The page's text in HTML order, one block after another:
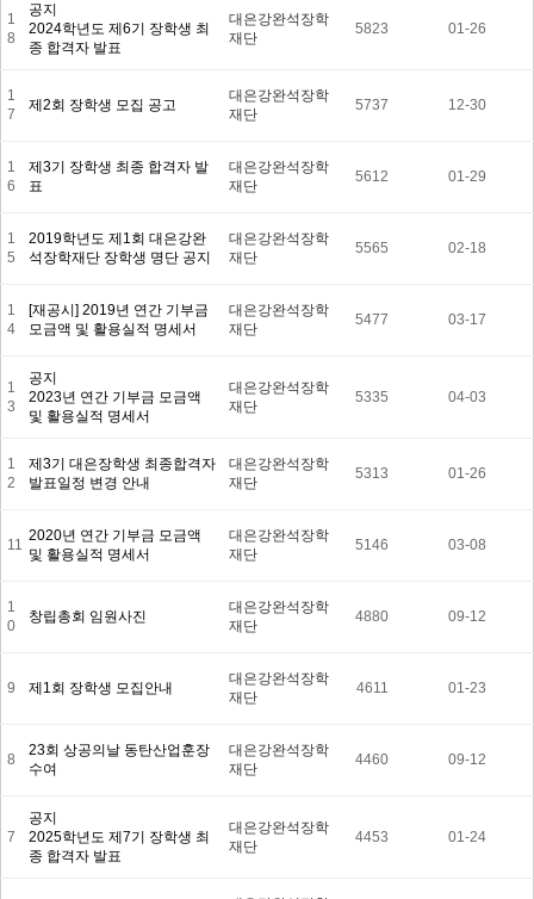
1
8
공지
2024학년도 제6기 장학생 최
종 합격자 발표
대은강완석장학
재단
5823 01-26
1
7
제2회 장학생 모집 공고
대은강완석장학
재단
5737 12-30
1
6
제3기 장학생 최종 합격자 발
표
대은강완석장학
재단
5612 01-29
1
5
2019학년도 제1회 대은강완
석장학재단 장학생 명단 공지
대은강완석장학
재단
5565 02-18
1
4
[재공시] 2019년 연간 기부금
모금액 및 활용실적 명세서
대은강완석장학
재단
5477 03-17
1
3
공지
2023년 연간 기부금 모금액
및 활용실적 명세서
대은강완석장학
재단
5335 04-03
1
2
제3기 대은장학생 최종합격자
발표일정 변경 안내
대은강완석장학
재단
5313 01-26
11
2020년 연간 기부금 모금액
및 활용실적 명세서
대은강완석장학
재단
5146 03-08
1
0
창립총회 임원사진
대은강완석장학
재단
4880 09-12
9 제1회 장학생 모집안내
대은강완석장학
재단
4611 01-23
8
23회 상공의날 동탄산업훈장
수여
대은강완석장학
재단
4460 09-12
7
공지
2025학년도 제7기 장학생 최
종 합격자 발표
대은강완석장학
재단
4453 01-24